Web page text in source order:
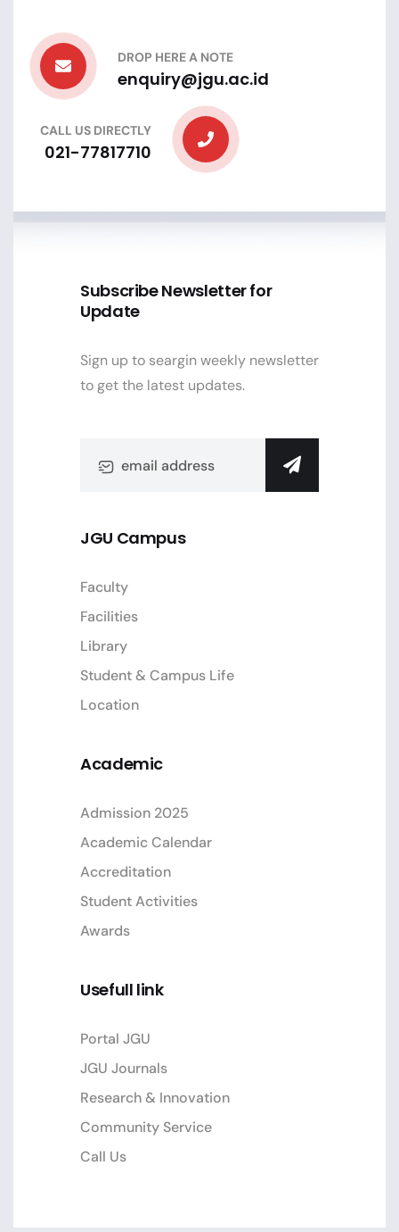
DROP HERE A NOTE
enquiry@jgu.ac.id
CALL US DIRECTLY
021-77817710
Subscribe Newsletter for
Update
Sign up to seargin weekly newsletter
to get the latest updates.
JGU Campus
Faculty
Facilities
Library
Student & Campus Life
Location
Academic
Admission 2025
Academic Calendar
Accreditation
Student Activities
Awards
Usefull link
Portal JGU
JGU Journals
Research & Innovation
Community Service
Call Us